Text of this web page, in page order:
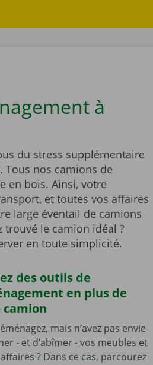
à
du stress supplémentaire
Tous nos camions de
en bois. Ainsi, votre
et toutes vos affaires
large éventail de camions
trouvé le camion idéal ?
en toute simplicité.
des outils de
en plus de
mais n’avez pas envie
- et d’abîmer - vos meubles et
? Dans ce cas, parcourez